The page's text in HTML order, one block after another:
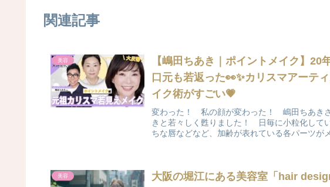
関連記事
美容
【嶋田ちあき｜ポイントメイク】20
口元も若返った👀✨カリスマアーテ
イク術がすごい💗
変わった！ 私の顔が変わった！ 嶋田ちあき
きと若々しく甦りました！ 日毎に小粒化して
ちな唇などなど、加齢が表れている各パーツが
美容 大阪の堀江にある美容室「hair